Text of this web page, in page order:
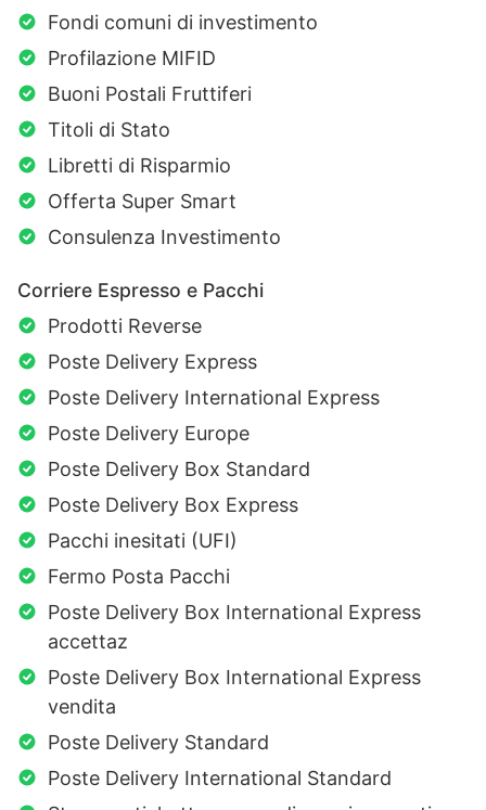
Fondi comuni di investimento
Profilazione MIFID
Buoni Postali Fruttiferi
Titoli di Stato
Libretti di Risparmio
Offerta Super Smart
Consulenza Investimento
Corriere Espresso e Pacchi
Prodotti Reverse
Poste Delivery Express
Poste Delivery International Express
Poste Delivery Europe
Poste Delivery Box Standard
Poste Delivery Box Express
Pacchi inesitati (UFI)
Fermo Posta Pacchi
Poste Delivery Box International Express
accettaz
Poste Delivery Box International Express
vendita
Poste Delivery Standard
Poste Delivery International Standard